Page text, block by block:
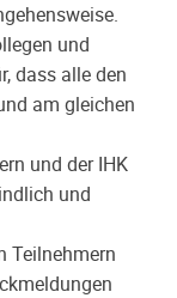
und
dass alle den
am gleichen
und der IHK
und
Teilnehmern